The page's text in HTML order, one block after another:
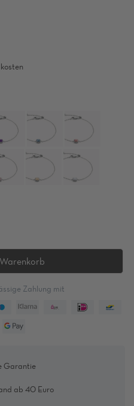
Zahlung mit
Garantie
ab 40 Euro